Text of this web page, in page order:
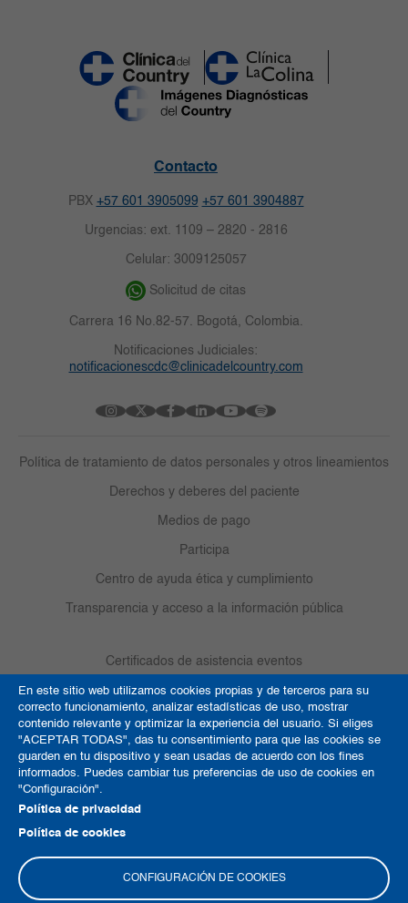
En este sitio web utilizamos cookies propias y de terceros para su
correcto funcionamiento, analizar estadísticas de uso, mostrar
contenido relevante y optimizar la experiencia del usuario. Si eliges
"ACEPTAR TODAS", das tu consentimiento para que las cookies se
guarden en tu dispositivo y sean usadas de acuerdo con los fines
informados. Puedes cambiar tus preferencias de uso de cookies en
"Configuración".
Política de privacidad
Política de cookies
CONFIGURACIÓN DE COOKIES
Contacto
PBX +57 601 3905099 +57 601 3904887
Urgencias: ext. 1109 – 2820 - 2816
Celular: 3009125057
Solicitud de citas
Carrera 16 No.82-57. Bogotá, Colombia.
Notificaciones Judiciales:
notificacionescdc@clinicadelcountry.com
Política de tratamiento de datos personales y otros lineamientos
Derechos y deberes del paciente
Medios de pago
Participa
Centro de ayuda ética y cumplimiento
Transparencia y acceso a la información pública
Certificados de asistencia eventos
Memorias Diagnosis
Médicos de Vanguardia
Contacto
Referenciación
Responsabilidad social
¿Qué hacer en caso de emergencia?